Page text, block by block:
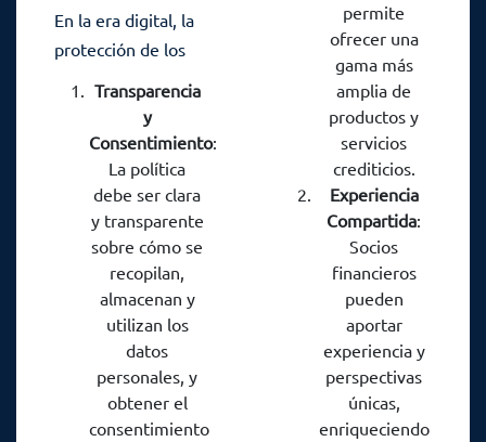
Protegiendo la
Privacidad de los
Clientes
En la era digital, la
protección de los
es de suma
importancia. Una
política sólida de
manejo de datos
personales no solo
es esencial para
cumplir con las
regulaciones, sino
que también
demuestra el
compromiso de la
institución
Transparencia
y
Consentimiento:
La política
debe ser clara
y transparente
sobre cómo se
recopilan,
almacenan y
utilizan los
datos
personales, y
obtener el
consentimiento
Estos acuerdos
permiten una
ampliación de
servicios y una
mayor diversidad
en las opciones
para los clientes.
Ventajas clave de
estos acuerdos son:
permite
ofrecer una
gama más
amplia de
productos y
servicios
crediticios.
Experiencia
Compartida:
Socios
financieros
pueden
aportar
experiencia y
perspectivas
únicas,
enriqueciendo